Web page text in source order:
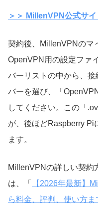
＞＞ MillenVPN公式サ
契約後、MillenVPNのマ
OpenVPN用の設定ファ
バーリストの中から、
バーを選び、「
してください。この「
が、後ほどRaspberry Pi
ます。
MillenVPNの詳しい契約
は、「
【2026年最新】
ら料金、評判、使い方ま